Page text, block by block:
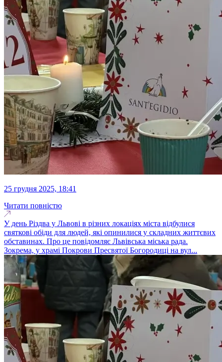
25 грудня 2025, 18:41
Читати повністю
У день Різдва у Львові в різних локаціях міста відбулися
святкові обіди для людей, які опинилися у складних життєвих
обставинах. Про це повідомляє Львівська міська рада.
Зокрема, у храмі Покрови Пресвятої Богородиці на вул...